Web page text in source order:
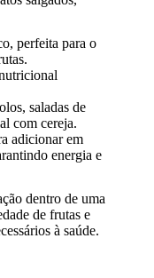
perfeita para o
saladas de
com cereja.
adicionar em
energia e
dentro de uma
de frutas e
à saúde.